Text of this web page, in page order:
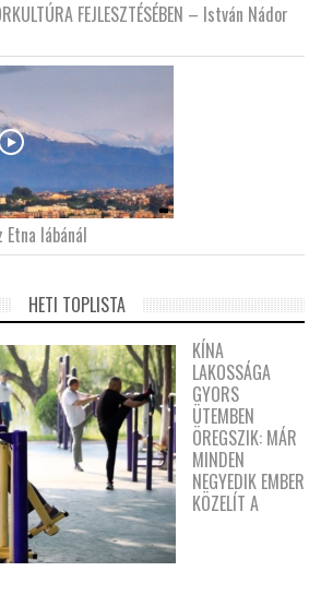
FEJLESZTÉSÉBEN – István Nádor
lábánál
HETI TOPLISTA
KÍNA
LAKOSSÁGA
GYORS
ÜTEMBEN
ÖREGSZIK: MÁR
MINDEN
NEGYEDIK EMBER
KÖZELÍT A